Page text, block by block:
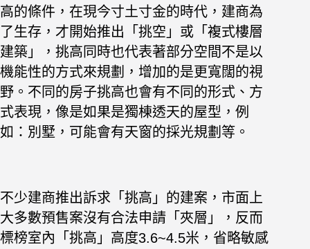
高的條件，在現今寸土寸金的時代 ，建商為
了生存，才開始推出「挑空」或「複式樓層
建築」， 挑高同時也代表著部分空間不是以
機能性的方式來規劃，增加的是更寬闊的視
野。 不同的房子挑高也會有不同的形式、方
式表現，像是如果是獨棟透天的屋型，例
如：別墅，可能會有天窗的採光規劃等。
不少建商推出訴求「挑高」的建案，市面上
大多數預售案沒有合法申請「夾層」，反而
標榜室內「挑高」高度3.6~4.5米，省略敏感